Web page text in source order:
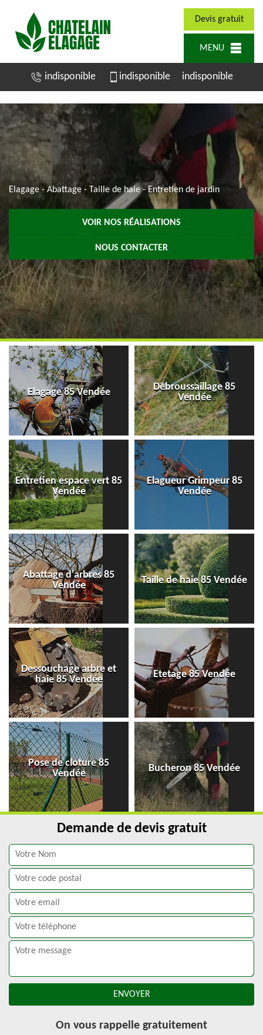
Devis gratuit
MENU
indisponible indisponible indisponible
Elagage - Abattage - Taille de haie - Entretien de jardin
VOIR NOS RÉALISATIONS
NOUS CONTACTER
Elagage 85 Vendée
Debroussaillage 85
Vendée
Entretien espace vert 85
Vendée
Elagueur Grimpeur 85
Vendée
Abattage d'arbres 85
Vendée
Taille de haie 85 Vendée
Dessouchage arbre et
haie 85 Vendée
Etetage 85 Vendée
Pose de cloture 85
Vendée
Bucheron 85 Vendée
Demande de devis gratuit
On vous rappelle gratuitement